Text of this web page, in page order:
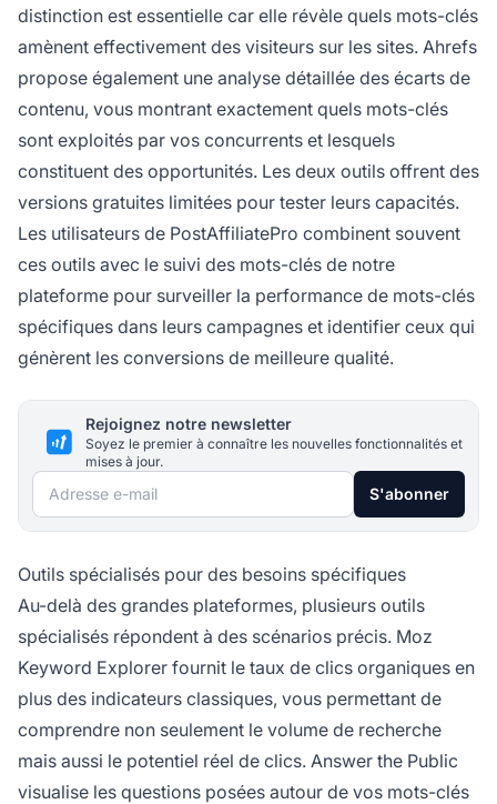
distinction est essentielle car elle révèle quels mots-clés
amènent effectivement des visiteurs sur les sites. Ahrefs
propose également une analyse détaillée des écarts de
contenu, vous montrant exactement quels mots-clés
sont exploités par vos concurrents et lesquels
constituent des opportunités. Les deux outils offrent des
versions gratuites limitées pour tester leurs capacités.
Les utilisateurs de PostAffiliatePro combinent souvent
ces outils avec le suivi des mots-clés de notre
plateforme pour surveiller la performance de mots-clés
spécifiques dans leurs campagnes et identifier ceux qui
génèrent les conversions de meilleure qualité.
Rejoignez notre newsletter
Soyez le premier à connaître les nouvelles fonctionnalités et
mises à jour.
Adresse e-mail S'abonner
Outils spécialisés pour des besoins spécifiques
Au-delà des grandes plateformes, plusieurs outils
spécialisés répondent à des scénarios précis. Moz
Keyword Explorer fournit le taux de clics organiques en
plus des indicateurs classiques, vous permettant de
comprendre non seulement le volume de recherche
mais aussi le potentiel réel de clics. Answer the Public
visualise les questions posées autour de vos mots-clés